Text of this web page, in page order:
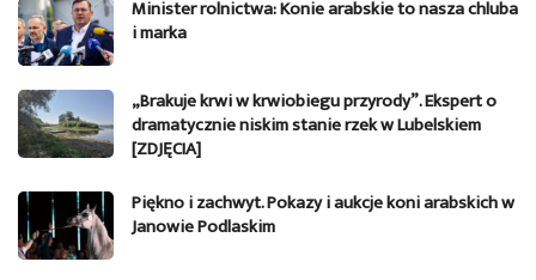
Minister rolnictwa: Konie arabskie to nasza chluba
i marka
„Brakuje krwi w krwiobiegu przyrody”. Ekspert o
dramatycznie niskim stanie rzek w Lubelskiem
[ZDJĘCIA]
Piękno i zachwyt. Pokazy i aukcje koni arabskich w
Janowie Podlaskim